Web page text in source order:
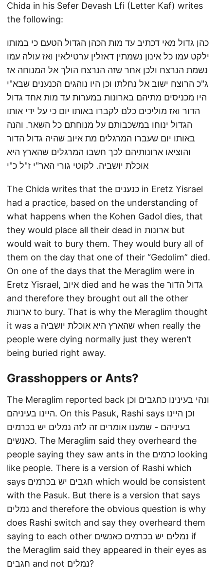
Chida in his Sefer Devash Lfi (Letter Kaf) writes
the following:
כהן גדול מאי דכתיב עד מות הכהן הגדול הטעם כי במותו
ילקט עמו כל אינון נשמתין דאזלין ערטילאין ואז עולה עמו
נשמת הנרצח ולכן אחר שזה הנרצח הולך אל המנוחה אז
ג"כ הרוצח ישוב אל נחלתו וכן היו נוהגים הכנענים שבא"י
היו מכניסים מתיהם בארונות במערות עד מות אחד גדול
הדור ואז מוליכים כלם לקברו באותו יום כי על ידי אותו
הגדול ינוחו במשכבותם על מנוחתם כל השאר. והנה
באותו יום שעברו המרגלים מת איוב שהיה גדול הדור
והוציאו ארונותיהם לכך חשבו המרגלים שהארץ היא
אוכלת יושביה. לקוטי גורי האר"י ז"ל כ"י
The Chida writes that the כנענים in Eretz Yisrael
had a practice, based on the understanding of
what happens when the Kohen Gadol dies, that
they would place all their dead in ארונות but
would wait to bury them. They would bury all of
them on the day that one of their “Gedolim” died.
On one of the days that the Meraglim were in
Eretz Yisrael, איוב died and he was the גדול הדור
and therefore they brought out all the other
ארונות to bury. That is why the Meraglim thought
it was a שהארץ היא אוכלת יושביה when really the
people were dying normally just they weren’t
being buried right away.
Grasshoppers or Ants?
The Meraglim reported back ונהי בעינינו כחגבים וכן
היינו בעיניהם. On this Pasuk, Rashi says וכן היינו
בעיניהם - שמענו אומרים זה לזה נמלים יש בכרמים
כאנשים. The Meraglim said they overheard the
people saying they saw ants in the כרמים looking
like people. There is a version of Rashi which
says חגבים יש בכרמים which would be consistent
with the Pasuk. But there is a version that says
נמלים and therefore the obvious question is why
does Rashi switch and say they overheard them
saying to each other נמלים יש בכרמים כאנשים if
the Meraglim said they appeared in their eyes as
חגבים and not נמלים?